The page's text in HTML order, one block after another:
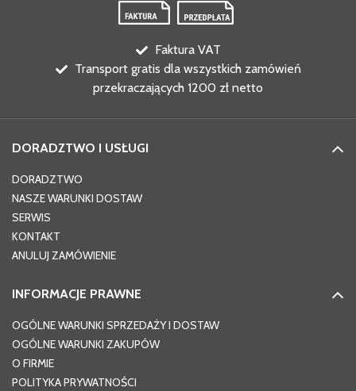
Faktura VAT
Transport gratis dla wszystkich zamówień
przekraczających 1200 zł netto
DORADZTWO I USŁUGI
DORADZTWO
NASZE WARUNKI DOSTAW
SERWIS
KONTAKT
ANULUJ ZAMÓWIENIE
INFORMACJE PRAWNE
OGÓLNE WARUNKI SPRZEDAŻY I DOSTAW
OGÓLNE WARUNKI ZAKUPÓW
O FIRMIE
POLITYKA PRYWATNOŚCI